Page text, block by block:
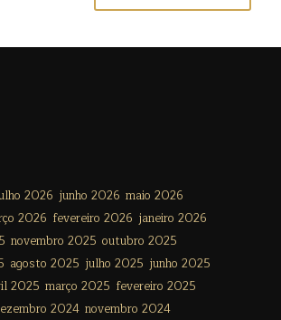
2026 junho 2026 maio 2026
2026 fevereiro 2026 janeiro 2026
novembro 2025 outubro 2025
agosto 2025 julho 2025 junho 2025
2025 março 2025 fevereiro 2025
2024 novembro 2024